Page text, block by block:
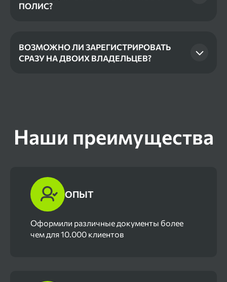
ПОЛИС?
транспортного средства, и в случае
необходимости - проинформировать про
ВОЗМОЖНО ЛИ ЗАРЕГИСТРИРОВАТЬ
СРАЗУ НА ДВОИХ ВЛАДЕЛЬЦЕВ?
Наши преимущества
ОПЫТ
Оформили различные документы более
чем для 10.000 клиентов